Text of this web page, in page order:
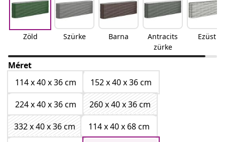
Zöld Szürke Barna
Antracits
zürke
Ezüst
Méret
114 x 40 x 36 cm
152 x 40 x 36 cm
224 x 40 x 36 cm
260 x 40 x 36 cm
332 x 40 x 36 cm
114 x 40 x 68 cm